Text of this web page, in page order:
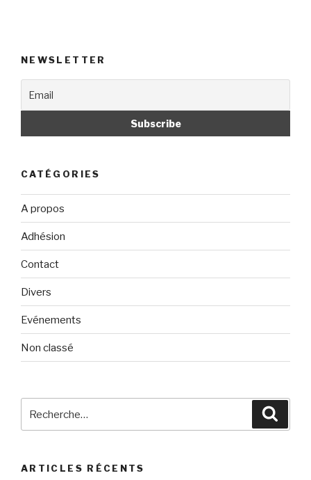
NEWSLETTER
CATÉGORIES
A propos
Adhésion
Contact
Divers
Evénements
Non classé
ARTICLES RÉCENTS